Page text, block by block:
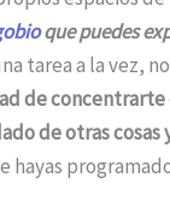
que puedes
tarea a la vez,
de concentrarte
de otras
hayas